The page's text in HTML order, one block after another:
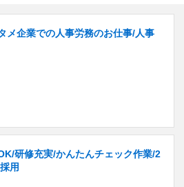
メ企業での人事労務のお仕事/人事
研修充実/かんたんチェック作業/2
用